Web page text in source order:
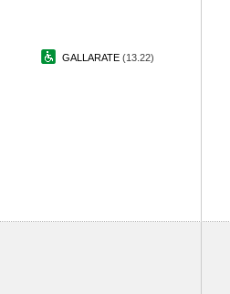
GALLARATE (13.22)